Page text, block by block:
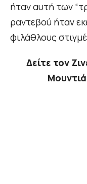
ήταν αυτή των
ραντεβού ήταν
φιλάθλους
Δείτε τον